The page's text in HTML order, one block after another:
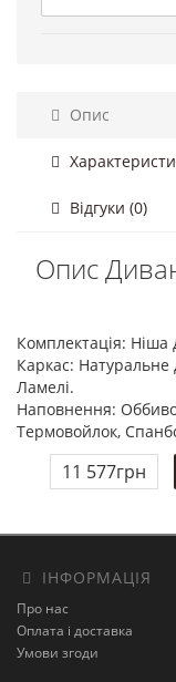
Опис
Відгуки (0)
Опис
Комплектація: Ніша
Каркас:
Ламелі.
Наповнення:
Термовойлок,
11 577грн
ІНФОРМАЦІЯ
Про нас
Оплата і доставка
Умови згоди